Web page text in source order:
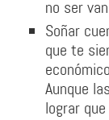
no ser
Soñar
que te
Aunque
lograr